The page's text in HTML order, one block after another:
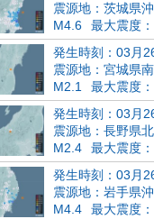
震源地：茨城県沖
M4.6
最大震度
発生時刻：03月
震源地：宮城県
M2.1
最大震度：
発生時刻：03月
震源地：長野県
M2.4
最大震度：
発生時刻：03月
震源地：岩手県沖
M4.4
最大震度